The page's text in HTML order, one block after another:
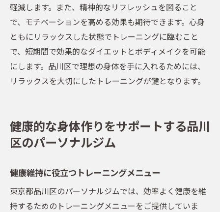
軽減します。また、精神的なリフレッシュを図ること
で、モチベーションを高める効果も期待できます。心身
ともにリラックスした状態でトレーニングに臨むこと
で、短期間で効果的なダイエットとボディメイクを可能
にします。品川区で理想の身体を手に入れるためには、
リラックスを大切にしたトレーニングが鍵となります。
健康的な身体作りをサポートする品川
区のパーソナルジム
健康維持に役立つトレーニングメニュー
東京都品川区のパーソナルジムでは、効率よく健康を維
持するためのトレーニングメニューをご提供していま